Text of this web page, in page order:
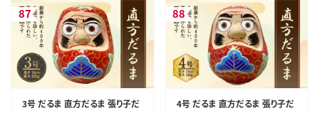
87
3号 だるま 直方だるま 張り子だ
88
4号 だるま 直方だるま 張り子だ